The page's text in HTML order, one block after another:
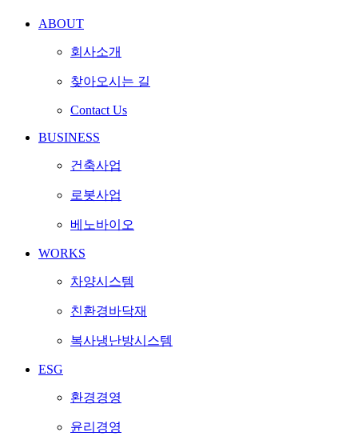
ABOUT
회사소개
찾아오시는 길
Contact Us
BUSINESS
건축사업
로봇사업
베노바이오
WORKS
차양시스템
친환경바닥재
복사냉난방시스템
ESG
환경경영
윤리경영